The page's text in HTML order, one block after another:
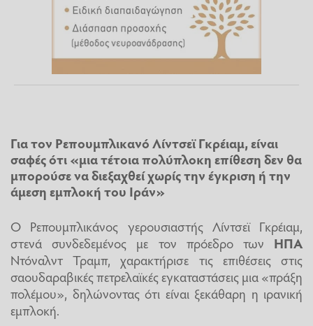
Για τον Ρεπουμπλικανό Λίντσεϊ Γκρέιαμ, είναι
σαφές ότι «μια τέτοια πολύπλοκη επίθεση δεν θα
μπορούσε να διεξαχθεί χωρίς την έγκριση ή την
άμεση εμπλοκή του Ιράν»
Ο Ρεπουμπλικάνος γερουσιαστής Λίντσεϊ Γκρέιαμ,
στενά συνδεδεμένος με τον πρόεδρο των ΗΠΑ
Ντόναλντ Τραμπ, χαρακτήρισε τις επιθέσεις στις
σαουδαραβικές πετρελαϊκές εγκαταστάσεις μια «πράξη
πολέμου», δηλώνοντας ότι είναι ξεκάθαρη η ιρανική
εμπλοκή.